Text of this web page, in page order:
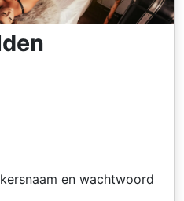
en wachtwoord